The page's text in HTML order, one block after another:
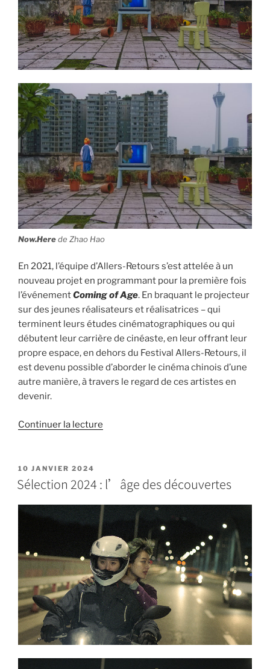
Now.Herede Zhao Hao
En 2021, l’équipe d’Allers-Retours s’est attelée à un
nouveau projet en programmant pour la première fois
l’événementComing of Age. En braquant le projecteur
sur des jeunes réalisateurs et réalisatrices – qui
terminent leurs études cinématographiques ou qui
débutent leur carrière de cinéaste, en leur offrant leur
propre espace, en dehors du Festival Allers-Retours, il
est devenu possible d’aborder le cinéma chinois d’une
autre manière, à travers le regard de ces artistes en
devenir.
Continuer la lecture
10 JANVIER 2024
Sélection 2024 : l’âge des découvertes